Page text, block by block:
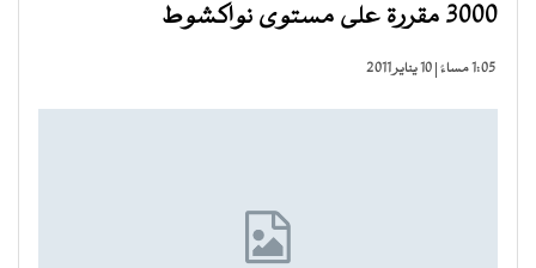
3000 مقررة على مستوى نواكشوط
1:05 مساءً | 10 يناير 2011